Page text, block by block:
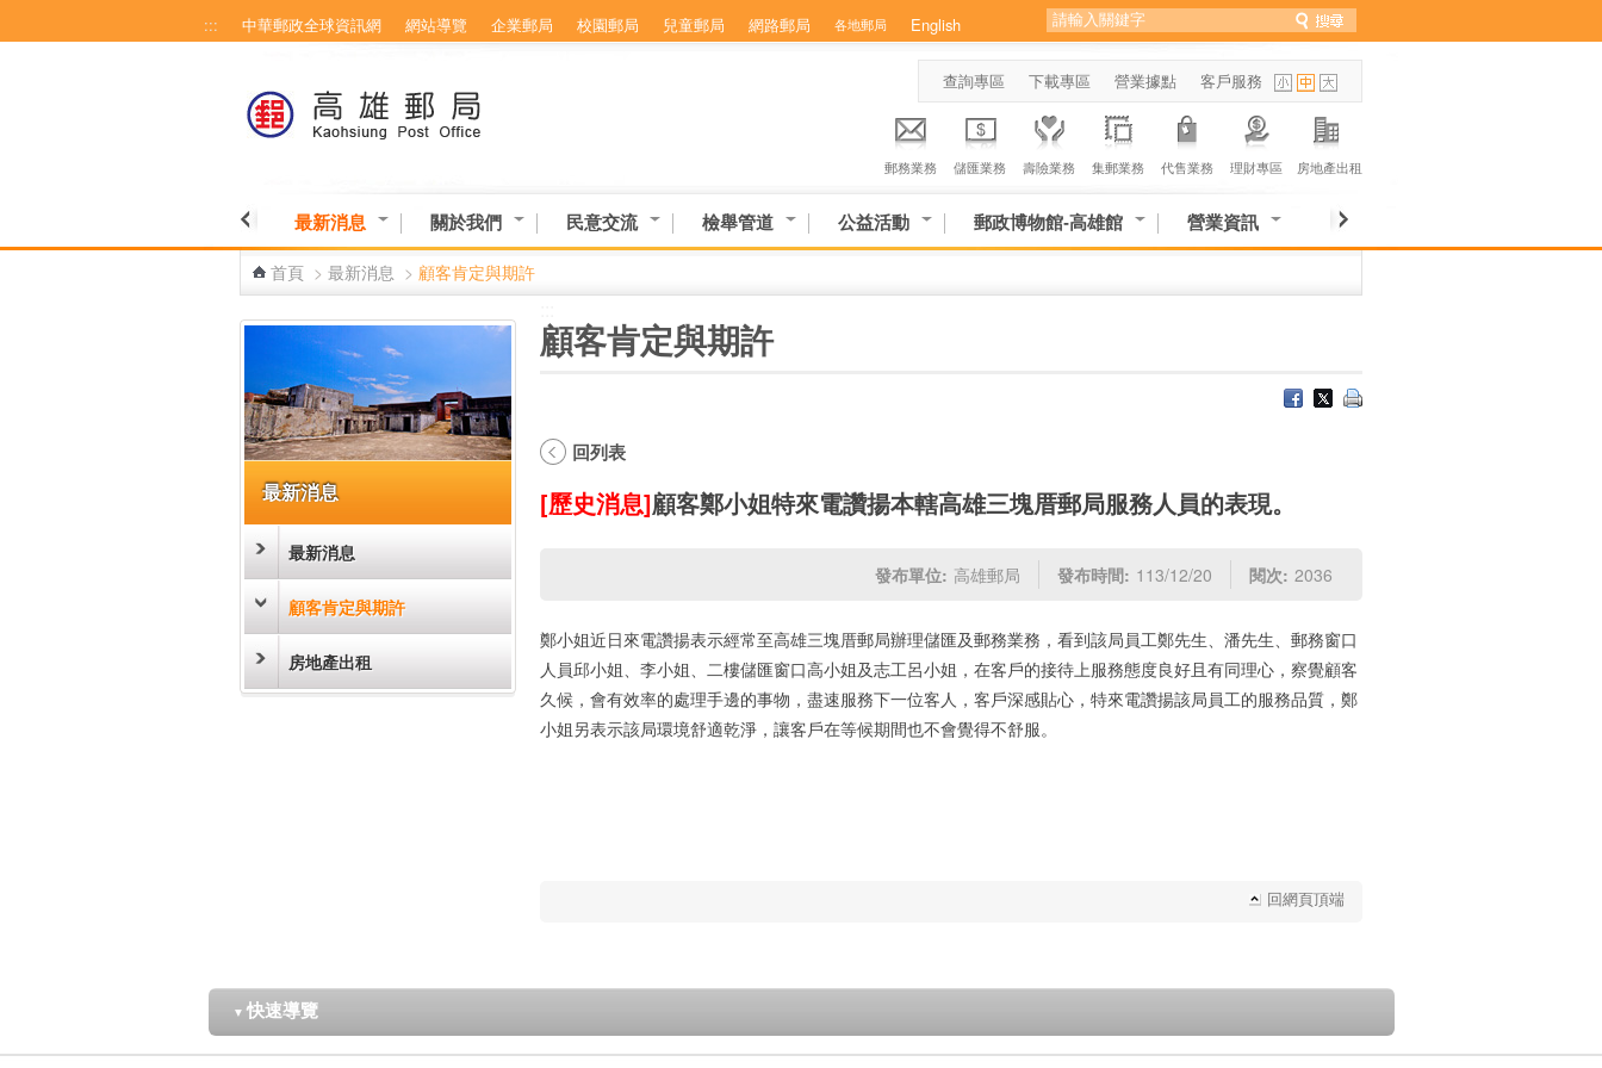
::: 中華郵政全球資訊網 網站導覽 企業郵局 校園郵局 兒童郵局 網路郵局 各地郵局 English
查詢專區 下載專區 營業據點 客戶服務
郵務業務 儲匯業務 壽險業務 集郵業務 代售業務 理財專區 房地產出租
最新消息 關於我們 民意交流 檢舉管道 公益活動 郵政博物館-高雄館 營業資訊
首頁 > 最新消息 > 顧客肯定與期許
最新消息
最新消息
顧客肯定與期許
房地產出租
顧客肯定與期許
回列表
[歷史消息]顧客鄭小姐特來電讚揚本轄高雄三塊厝郵局服務人員的表現。
發布單位: 高雄郵局 發布時間: 113/12/20 閱次: 2036
鄭小姐近日來電讚揚表示經常至高雄三塊厝郵局辦理儲匯及郵務業務，看到該局員工鄭先生、潘先生、郵務窗口
人員邱小姐、李小姐、二樓儲匯窗口高小姐及志工呂小姐，在客戶的接待上服務態度良好且有同理心，察覺顧客
久候，會有效率的處理手邊的事物，盡速服務下一位客人，客戶深感貼心，特來電讚揚該局員工的服務品質，鄭
小姐另表示該局環境舒適乾淨，讓客戶在等候期間也不會覺得不舒服。
回網頁頂端
▼ 快速導覽